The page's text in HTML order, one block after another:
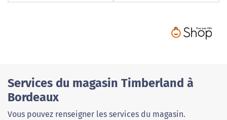
Services du magasin Timberland à
Bordeaux
Vous pouvez renseigner les services du magasin.